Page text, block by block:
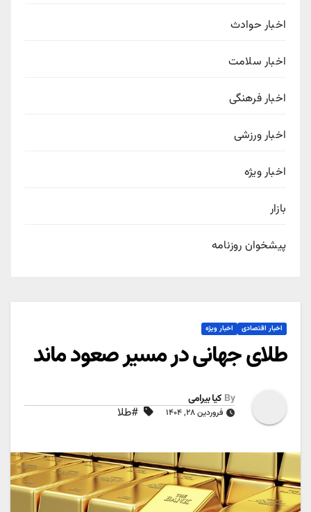
اخبار حوادث
اخبار سلامت
اخبار فرهنگی
اخبار ورزشی
اخبار ویژه
بازار
پیشخوان روزنامه
اخبار اقتصادی اخبار ویژه
طلای جهانی در مسیر صعود ماند
By کیا بیرامی
فروردین ۲۸, ۱۴۰۴ #طلا